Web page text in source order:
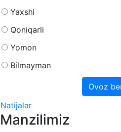
Yaxshi
Qoniqarli
Yomon
Bilmayman
Natijalar
Manzilimiz